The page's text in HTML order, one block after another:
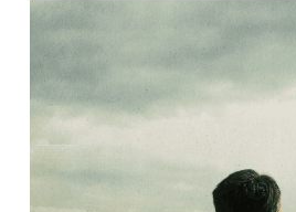
SalvaMenti…
Siamo
tutti
sulla
stessa
barca
–
#12